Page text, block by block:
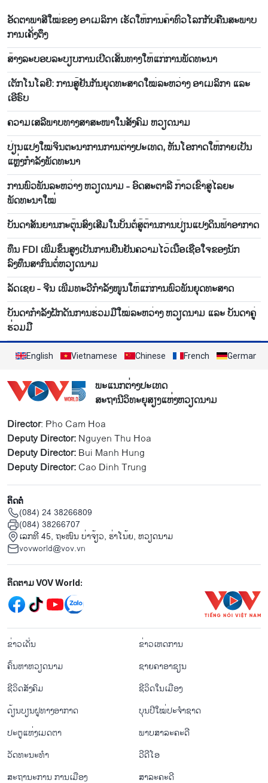
ອັດ​ຕາ​ພາ​ສີ​ໃໝ່​ຂອງ ອາ​ເມ​ລິ​ກາ​ ເຮັດ​ໃຫ້​ການ​ຄ້າ​ທົ່ວ​ໂລກ​ກັບ​ຄືນ​ສະ​ພາບ​
ການ​ເຄັ່ງ​ຕຶງ
ສ້າງ​ລະ​ບອບ​ລະ​ບຽບ​ການ​ເປີດ​ເສັ້ນ​ທາງ​ໃຫ້​ແກ່​ການ​ພັດ​ທະ​ນາ
ເຕັກ​ໂນ​ໂລ​ຢີ: ການ​ສູ້​ຢັນ​ກັນ​ຍຸດ​ທະ​ສາດ​ໃໝ່​ລະ​ຫວ່າງ ອາ​ເມ​ລິ​ກາ ແລະ
ເອີ​ຣົບ
ຄວາມ​ເສ​ລີ​ພາບ​ທາງສາ​ສະ​ໜາ​ໃນ​ສັງ​ຄົມ ຫວຽດ​ນາມ
ປ່ຽນແປງໃໝ່ຈິນຕະນາການການຕ່າງປະເທດ, ຫັນໂອກາດໃຫ້ກາຍເປັນ
ແຫຼ່ງກຳລັງພັດທະນາ
ການພົວພັນລະຫວ່າງ ຫວຽດນາມ - ອົດສະຕາລີ ກ້າວເຂົ້າສູ່ໄລຍະ
ພັດທະນາໃໝ່
ບັນ​ດາ​ສັນ​ຍານກະ​ຕຸ້ນ​ສົ່ງ​ເສີມ​ໃນ​ບັ້ນ​ຕໍ່​ສູ້​ຕ້ານ​ການ​ປ່ຽນ​ແປງ​ດິນ​ຟ້າ​ອາ​ກາດ
ທຶນ FDI ເພີ່ມຂຶ້ນສູງເປັນການຢືນຢັນຄວາມໄວ້ເນື້ອເຊື່ອໃຈຂອງນັກ
ລົງທຶນສາກົນຕໍ່ຫວຽດນາມ
ລັດເຊຍ - ຈີນ ເພີ່ມທະວີກຳລັງໜູນໃຫ້ແກ່ການພົວພັນຍຸດທະສາດ
ບັນ​ດາ​ກຳ​ລັງ​ຝັກ​ດັນ​ການ​ຮ່ວມ​ມື​ໃໝ່​ລະ​ຫວ່າງ ຫວຽດ​ນາມ ແລະ ບັນ​ດາ​ຄູ່​
ຮ່ວມ​ມື
English Vietnamese Chinese French German
ພະແນກຕ່າງປະເທດ
ສະຖານີວິທະຍຸສຽງແຫ່ງຫວຽດນາມ
Director: Pho Cam Hoa
Deputy Director:Nguyen Thu Hoa
Deputy Director:Bui Manh Hung
Deputy Director:Cao Dinh Trung
ຕິດຕໍ່
(084) 24 38266809
(084) 38266707
ເລກທີ 45, ຖະໜົນ ບ່າ​ຈ້ຽວ, ຮ່າ​ໂນ້ຍ, ຫວຽດນາມ
vovworld@vov.vn
Mạng xã hội
ຕິດຕາມ VOV World:
menu footer tiếng Lào
ຂ່າວເດັ່ນ
ຂ່າວເຫດການ
ຄົ້ນຫາຫວຽດນາມ
ຊາຍຄາອາຊຽນ
ຊີ​ວິດ​ສັງ​ຄົມ
ຊີ​ວິດ​ໃນ​ເມືອງ
ດ້ຽນບຽນ​ຝູທາງ​ອາກາດ
ບຸນປີໃໝ່ປະຈຳຊາດ
ປະຕູແຫ່ງເມດຕາ
ພາບສາລະຄະດີ
ວັດທະນະທໍາ
ວີດີໂອ
ສະຖານະການ ການເມືອງ
ສາລະຄະດີ